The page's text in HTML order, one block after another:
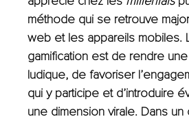
méthode qui se retrouve
web et les appareils mobiles.
gamification est de rendre
ludique, de favoriser
qui y participe et d’introduire
une dimension virale. Dans